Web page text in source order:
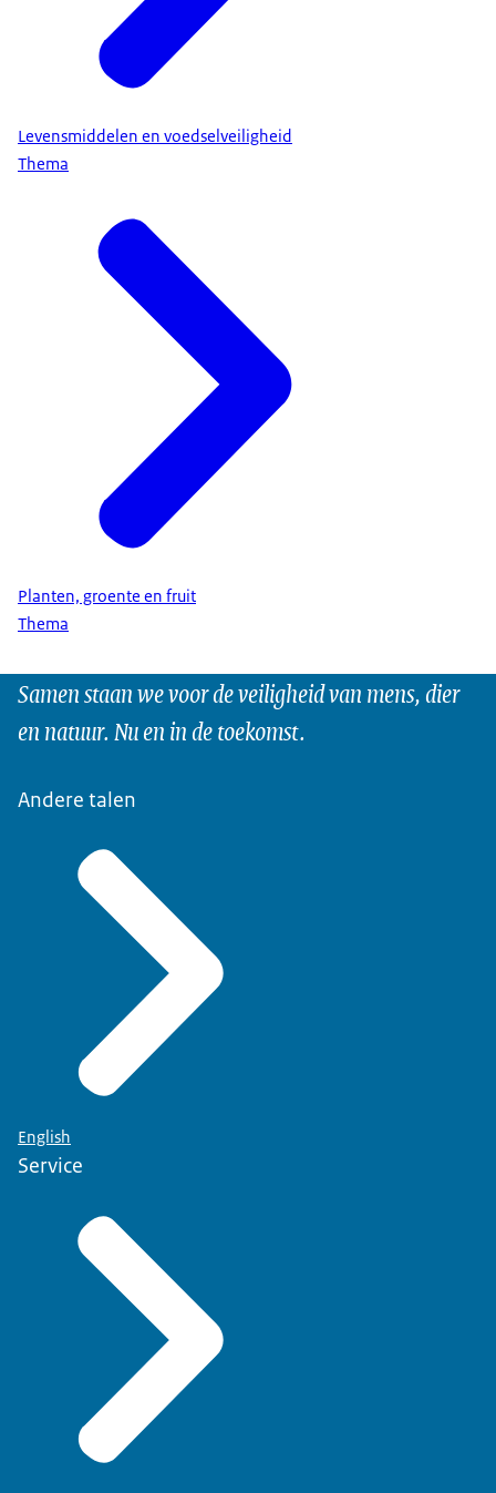
Levensmiddelen en voedselveiligheid
Thema
Planten, groente en fruit
Thema
Samen staan we voor de veiligheid van mens, dier
en natuur. Nu en in de toekomst.
Andere talen
English
Service